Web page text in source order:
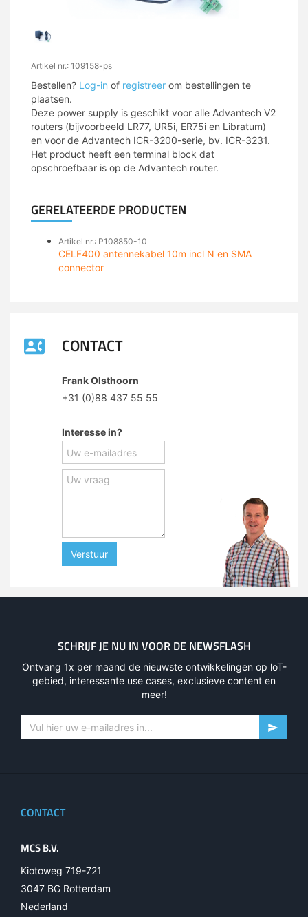
Artikel nr.: 109158-ps
Bestellen? Log-in of registreer om bestellingen te
plaatsen.
Deze power supply is geschikt voor alle Advantech V2
routers (bijvoorbeeld LR77, UR5i, ER75i en Libratum)
en voor de Advantech ICR-3200-serie, bv. ICR-3231.
Het product heeft een terminal block dat
opschroefbaar is op de Advantech router.
GERELATEERDE PRODUCTEN
Artikel nr.: P108850-10
CELF400 antennekabel 10m incl N en SMA
connector
CONTACT
Frank Olsthoorn
+31 (0)88 437 55 55
Interesse in?
Verstuur
SCHRIJF JE NU IN VOOR DE NEWSFLASH
Ontvang 1x per maand de nieuwste ontwikkelingen op loT-
gebied, interessante use cases, exclusieve content en
meer!
CONTACT
MCS B.V.
Kiotoweg 719-721
3047 BG Rotterdam
Nederland